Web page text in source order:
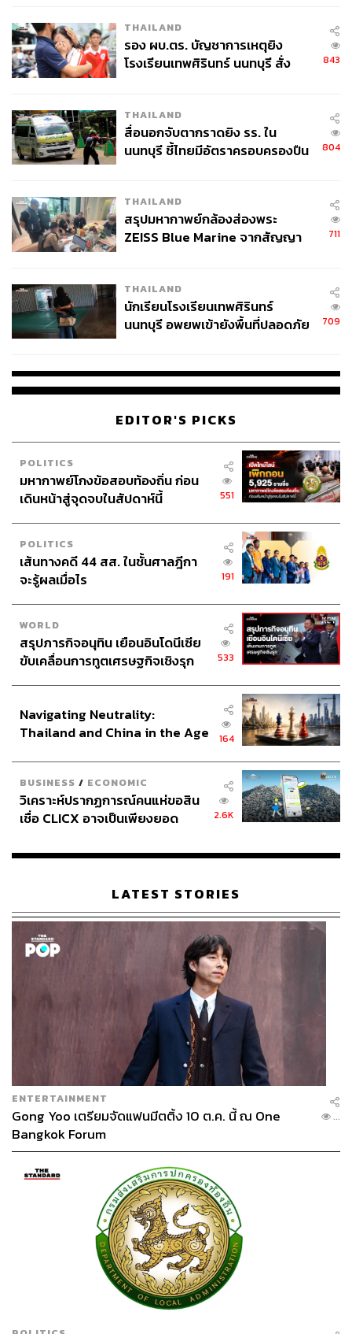
การทำงานมากขึ้น และในช่วงสิ้นปีนี้ KBTG จะมีการปรับ
โครงสร้างองค์กรครั้งใหญ่ (KBTG 3.0) เพื่อรองรับการเติบโต
ในอีก 5 ปีข้างหน้า และส่งเสริมให้พนักงานมี Multi-skill และ
เรืองโรจน์กล่าวต่อว่า การจะทำให้ KBTG ก้าวสู่ระดับโลกจะ
ต้องขยายบทบาทและสร้าง Ecosystem ที่แข็งแกร่งขึ้น ไม่ว่า
เวียดนาม และอินโดนีเซีย โดยมีเป้าหมายที่จะส่งเสริมคนไทย
ให้เติบโตในระดับภูมิภาค
KBTG เริ่มนำความสามารถด้านเทคโนโลยีระดับโลกไปช่วย
เทคโนโลยีภายในมาเป็น Platform Ecosystem ที่ทำงานร่วม
กับพันธมิตรระดับโลก เช่น AI Governance Alliance ของ
World Economic Forum เป็นหนึ่งใน 250 บริษัทของโลก, AI
สร้าง trustworthy AI โดยKBTG เป็นบริษัทไทยแรกใน Asia
Pacific ที่เข้าร่วมในด้านนี้
ปัจจัยสำคัญที่ช่วยธุรกิจให้ทำ AI Transformation สำเร็จ
จากประสบการณ์ของ KBTG ในการทำ AI Transformation
พบว่าการทำ Agentic AI นั้นยากกว่าที่คิดไว้มาก แต่ก็ได้รับ
ประโยชน์มหาศาล ปัจจัยสำคัญในการทำให้ AI
Transformation ประสบความสำเร็จคือ
เลือก Use Case ที่ถูกต้อง ต้องเลือกงานที่เหมาะสมกับ
การนำ AI มาใช้
ข้อมูลเพียงพอและมีคุณภาพ เพราะ AI ต้องการข้อมูลที่
พลาด AI ก็จะตัดสินใจผิดพลาดตามไปด้วย
การปรับปรุงกระบวนการ (Process Transformation)
การนำ AI มาใช้ต้องควบคู่ไปกับการปรับปรุง
กระบวนการทำงาน หากไม่แก้กระบวนการ AI ก็ไม่
สามารถแสดงศักยภาพได้อย่างเต็มที่
ระบบกำกับดูแล (Governance) Agentic AI ค่อนข้างน่า
กลัวเพราะมันตัดสินใจได้เอง ดังนั้นจึงจำเป็นต้องมี
ระบบควบคุมและกำกับดูแล (Guardrail) ที่ดี
ทักษะด้าน AI (Human in the loop) ยังคงต้องมีคนเข้า
มาเกี่ยวข้องและกำกับดูแล AI เสมอ โดยเฉพาะในงานที่
สำคัญหรือมีความเสี่ยงสูง
ผู้นำ (AI Plus Mindset) ผู้นำองค์กรต้องมีแนวคิดแบบ AI
เกิดการเปลี่ยนแปลงอย่างเต็มที่ แทนที่จะคิดแบบ Plus
ของธุรกิจที่แตกต่างจาก Digital Transformation ในอดีตอย่าง
มาก โดยเฉพาะในเรื่องของความเร็วของเทคโนโลยีและ
ขอบเขตของการเปลี่ยนแปลง
สิ่งสำคัญคือการเปลี่ยนวิธีคิดจาก ‘Plus AI’ มาเป็น ‘AI Plus’
ซึ่งเป็นเรื่องที่ยากและต้องใช้เวลา เรืองโรจน์เชื่อว่าหัวใจ
สำคัญของการปลดล็อกคุณค่าของ AI คือ ข้อมูล (Data) เป็น
เหมือนกระดุมเม็ดแรก เพราะ AI กิน Data เป็นอาหาร บริษัท
ที่มี Data ที่ดีและเยอะ และมีการปกป้องข้อมูลที่ดี จะเป็นผู้
THAILAND
รอง ผบ.ตร. บัญชาการเหตุยิง
โรงเรียนเทพศิรินทร์ นนทบุรี สั่ง
843
THAILAND
สื่อนอกจับตากราดยิง รร. ใน
นนทบุรี ชี้ไทยมีอัตราครอบครองปืน
804
THAILAND
สรุปมหากาพย์กล้องส่องพระ
ZEISS Blue Marine จากสัญญา
จ่ายหนี้-แอบระบุแบรนด์
711
THAILAND
นักเรียนโรงเรียนเทพศิรินทร์
นนทบุรี อพยพเข้ายังพื้นที่ปลอดภัย
709
EDITOR'S PICKS
POLITICS
มหากาพย์โกงข้อสอบท้องถิ่น ก่อน
เดินหน้าสู่จุดจบในสัปดาห์นี้
551
POLITICS
เส้นทางคดี 44 สส. ในชั้นศาลฎีกา
จะรู้ผลเมื่อไร
191
WORLD
สรุปภารกิจอนุทิน เยือนอินโดนีเซีย
ขับเคลื่อนการทูตเศรษฐกิจเชิงรุก
533
Navigating Neutrality:
Thailand and China in the Age
164
BUSINESS / ECONOMIC
วิเคราะห์ปรากฏการณ์คนแห่ขอสิน
เชื่อ CLICX อาจเป็นเพียงยอด
เรือนไทยที่ถูกซุกไว้
2.6K
LATEST STORIES
ENTERTAINMENT
Gong Yoo เตรียมจัดแฟนมีตติ้ง 10 ต.ค. นี้ ณ One
Bangkok Forum
...